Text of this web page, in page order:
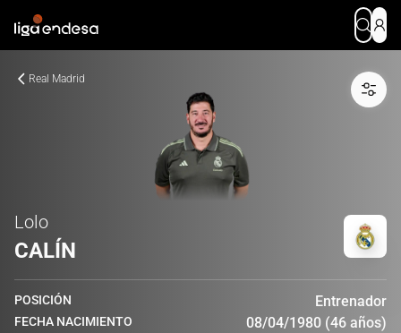
Real Madrid
Lolo
CALÍN
POSICIÓN Entrenador
FECHA NACIMIENTO 08/04/1980 (46 años)